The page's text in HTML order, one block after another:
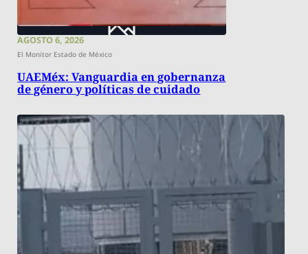
AGOSTO 6, 2026
El Monitor Estado de México
UAEMéx: Vanguardia en gobernanza
de género y políticas de cuidado